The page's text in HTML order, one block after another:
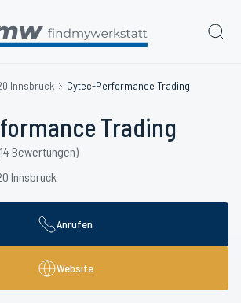
Innsbruck Cytec-Performance Trading
Trading
Bewertungen)
Innsbruck
Anrufen
Website